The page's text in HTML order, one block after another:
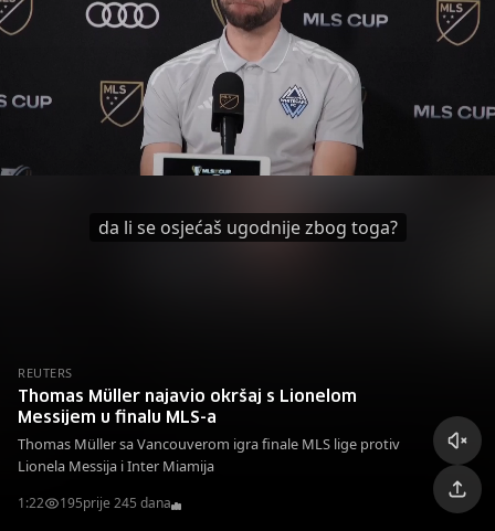
da li se osjećaš ugodnije zbog toga?
REUTERS
Thomas Müller najavio okršaj s Lionelom
Messijem u finalu MLS-a
Thomas Müller sa Vancouverom igra finale MLS lige protiv
Lionela Messija i Inter Miamija
1:22 195prije 245 dana